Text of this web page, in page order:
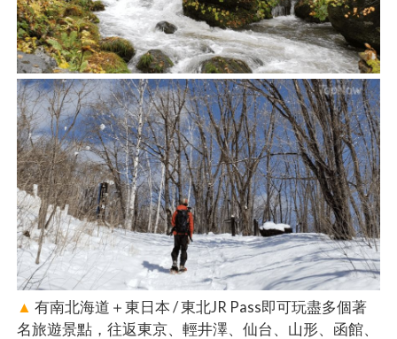
▲ 有南北海道＋東日本 / 東北JR Pass即可玩盡多個著
名旅遊景點，往返東京、輕井澤、仙台、山形、函館、